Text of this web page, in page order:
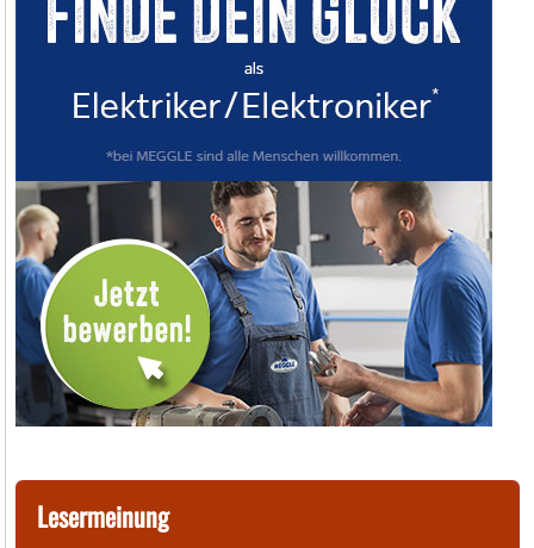
Lesermeinung